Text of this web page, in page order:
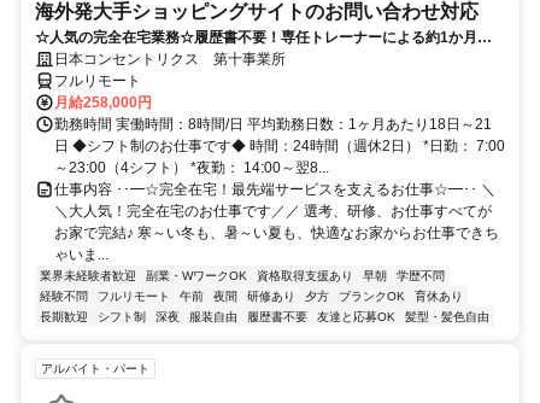
海外発大手ショッピングサイトのお問い合わせ対応
☆人気の完全在宅業務☆履歴書不要！専任トレーナーによる約1か月の
研修で、業界未経験の方も安心！
日本コンセントリクス 第十事業所
フルリモート
月給258,000円
勤務時間 実働時間：8時間/日 平均勤務日数：1ヶ月あたり18日～21
日 ◆シフト制のお仕事です◆ 時間：24時間（週休2日） *日勤： 7:00
～23:00（4シフト） *夜勤： 14:00～翌8...
仕事内容 ･･━☆完全在宅！最先端サービスを支えるお仕事☆━･･ ＼
＼大人気！完全在宅のお仕事です／／ 選考、研修、お仕事すべてが
お家で完結♪ 寒～い冬も、暑～い夏も、快適なお家からお仕事できち
ゃいま...
業界未経験者歓迎 副業・WワークOK 資格取得支援あり 早朝
学歴不問
経験不問
フルリモート 午前 夜間 研修あり 夕方 ブランクOK
育休あり
長期歓迎
シフト制 深夜 服装自由 履歴書不要 友達と応募OK 髪型・髪色自由
アルバイト・パート